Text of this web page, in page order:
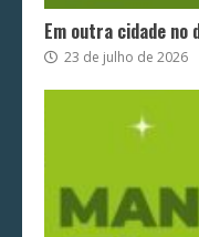
Em outra cidade no
23 de julho de 2026